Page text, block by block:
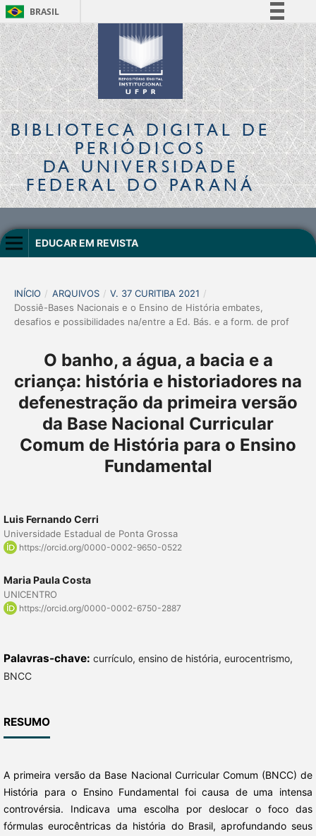
BRASIL
Simplifique!
Comunica BR
Participe
Acesso à informação
Legislação
Canais
BIBLIOTECA DIGITALDE
PERIÓDICOS
DA UNIVERSIDADE
FEDERAL DO PARANÁ
EDUCAR EM REVISTA
INÍCIO / ARQUIVOS / V. 37 CURITIBA 2021 /
Dossiê-Bases Nacionais e o Ensino de História embates,
desafios e possibilidades na/entre a Ed. Bás. e a form. de prof
O banho, a água, a bacia e a
criança: história e historiadores na
defenestração da primeira versão
da Base Nacional Curricular
Comum de História para o Ensino
Fundamental
Luis Fernando Cerri
Universidade Estadual de Ponta Grossa
https://orcid.org/0000-0002-9650-0522
Maria Paula Costa
UNICENTRO
https://orcid.org/0000-0002-6750-2887
Palavras-chave: currículo, ensino de história, eurocentrismo,
BNCC
RESUMO
A primeira versão da Base Nacional Curricular Comum (BNCC) de
História para o Ensino Fundamental foi causa de uma intensa
controvérsia. Indicava uma escolha por deslocar o foco das
fórmulas eurocêntricas da história do Brasil, aprofundando seus